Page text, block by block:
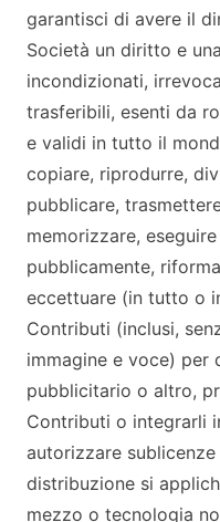
garantisci di avere il
Società un diritto e
incondizionati,
trasferibili, esenti da
e validi in tutto il
copiare, riprodurre,
pubblicare,
memorizzare,
pubblicamente,
eccettuare (in tutto o
Contributi (inclusi,
immagine e voce) per
pubblicitario o altro,
Contributi o integrarli
autorizzare
distribuzione si
mezzo o tecnologia